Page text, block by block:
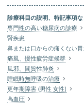
診療科目の説明、特記事項
専門性の高い糖尿病の診療
腎疾患
鼻または口からの痛くない胃
痛風、慢性疲労症候群
風邪、間質性肺炎
睡眠時無呼吸の治療
更年期障害 (男性 女性)
高血圧